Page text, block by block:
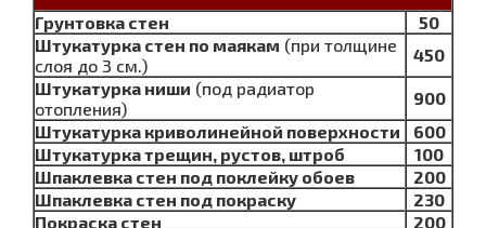
Грунтовка стен
50
Штукатурка стен по маякам (при толщине
слоя до 3 см.)
450
Штукатурка ниши (под радиатор
отопления)
900
Штукатурка криволинейной поверхности
600
Штукатурка трещин, рустов, штроб
100
Шпаклевка стен под поклейку обоев
200
Шпаклевка стен под покраску
230
Покраска стен
200